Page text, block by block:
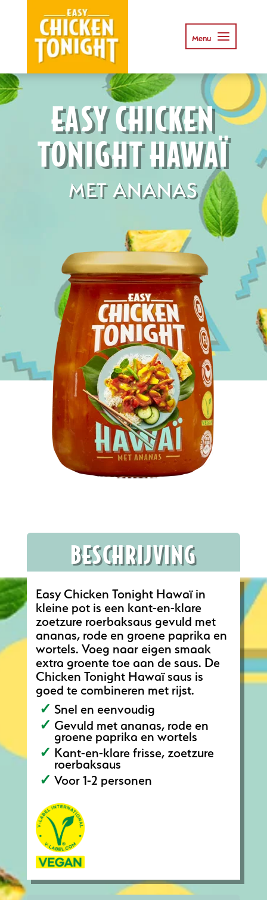
EASY CHICKEN
TONIGHT HAWAÏ
MET ANANAS
BESCHRIJVING
Easy Chicken Tonight Hawaï in
kleine pot is een kant-en-klare
zoetzure roerbaksaus gevuld met
ananas, rode en groene paprika en
wortels. Voeg naar eigen smaak
extra groente toe aan de saus. De
Chicken Tonight Hawaï saus is
goed te combineren met rijst.
Snel en eenvoudig
Gevuld met ananas, rode en
groene paprika en wortels
Kant-en-klare frisse, zoetzure
roerbaksaus
Voor 1-2 personen